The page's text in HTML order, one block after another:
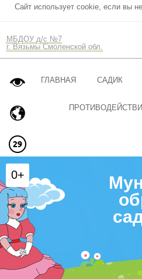
Сайт использует cookie, если вы
МБДОУ д/с №7
г. Вязьмы Смоленской обл.
ГЛАВНАЯ САДИК
0+